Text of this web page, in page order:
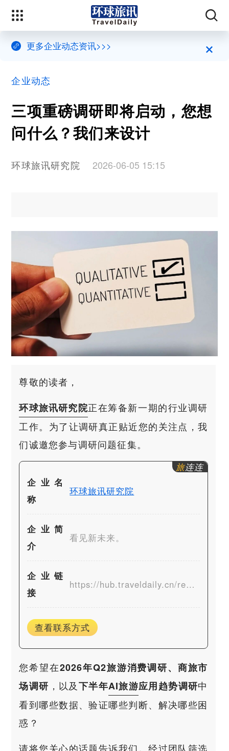
更多企业动态资讯>>> ×
企业动态
三项重磅调研即将启动，您想
问什么？我们来设计
环球旅讯研究院 2026-06-05 15:15
尊敬的读者，
环球旅讯研究院正在筹备新一期的行业调研
工作。为了让调研真正贴近您的关注点，我
们诚邀您参与调研问题征集。
旅连连
企业名
称
环球旅讯研究院
企业简
介
看见新未来。
企业链
接
https://hub.traveldaily.cn/report/
查看联系方式
您希望在2026年Q2旅游消费调研、商旅市
场调研 ，以及下半年AI旅游应用趋势调研中
看到哪些数据、验证哪些判断、解决哪些困
惑？
请将您关心的话题告诉我们。经过团队筛选